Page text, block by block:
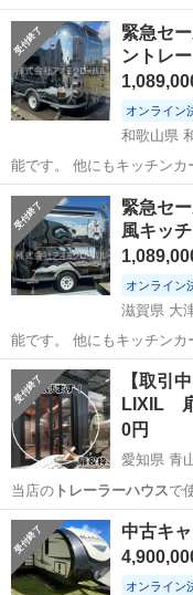
やカップルとの応募OK◎年
実♪業務はクリーンルーム
300円～の格安食堂あり！
佐賀 伊万里市 東
緊急セ
ントレ
オンライン
和歌山県
能です。 他にもキッチンカ
などの取り扱い…
和歌山 和歌山市
緊急セ
オンライン
滋賀県 大
能です。 他にもキッチンカ
などの取り扱い…
滋賀 大津市 その他
【取引
LIXIL
0円
愛知県 青
当店のトレーラーハウスで
愛知 知多郡 青山駅
中古キ
オンライン